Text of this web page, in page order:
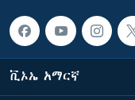
ቪኦኤ አማርኛ